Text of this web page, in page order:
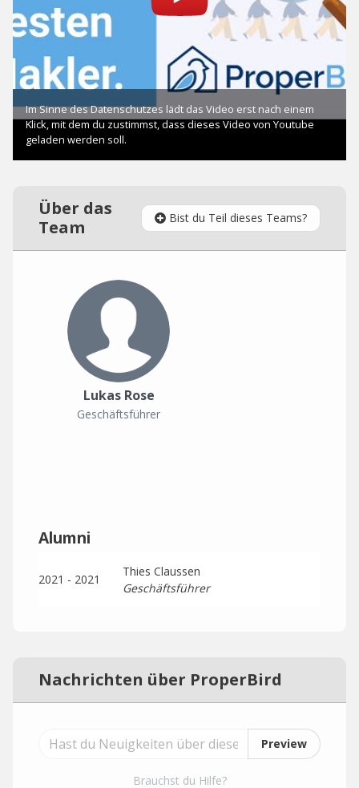
Über das
Team
Bist du Teil dieses Teams?
Lukas Rose
Geschäftsführer
Alumni
2021 - 2021
Thies Claussen
Geschäftsführer
Nachrichten über ProperBird
Preview
Brauchst du Hilfe?